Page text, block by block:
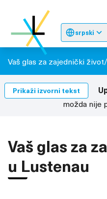
srpski
Sprache
Vaš glas za zajednički život/
Prikaži izvorni tekst
možda nije
Vaš glas za
u Lustenau